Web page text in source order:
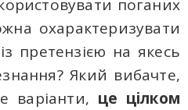
поганих
охарактеризувати
претензією на якесь
Який вибачте,
варіанти, це цілком